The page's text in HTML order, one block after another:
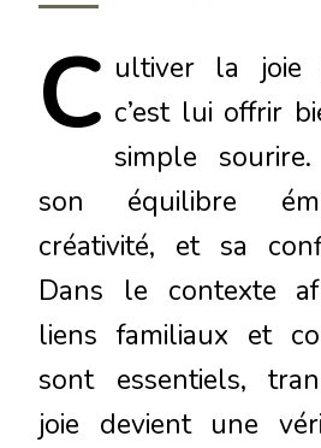
C ultiver la joie
c’est lui offrir
simple
son équilibre
créativité, et sa
Dans le contexte
liens familiaux et
sont essentiels,
joie devient une